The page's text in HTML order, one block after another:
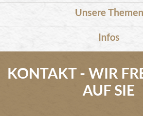
Unsere Themen
Infos
KONTAKT - WIR
AUF SIE